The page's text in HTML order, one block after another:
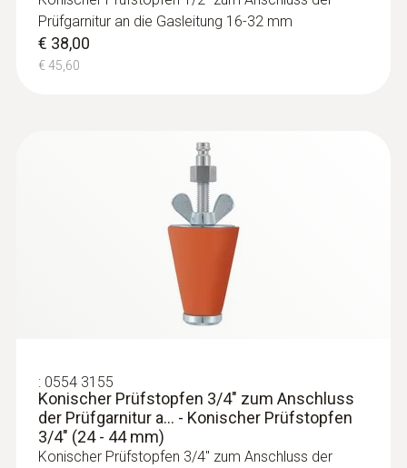
Prüfgarnitur an die Gasleitung 16-32 mm
€ 38,00
€ 45,60
: 0554 3155
Konischer Prüfstopfen 3/4" zum Anschluss
der Prüfgarnitur a... - Konischer Prüfstopfen
3/4" (24 - 44 mm)
Konischer Prüfstopfen 3/4" zum Anschluss der